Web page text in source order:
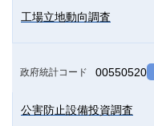
工場立地動向調査
政府統計コード 00550520
公害防止設備投資調査